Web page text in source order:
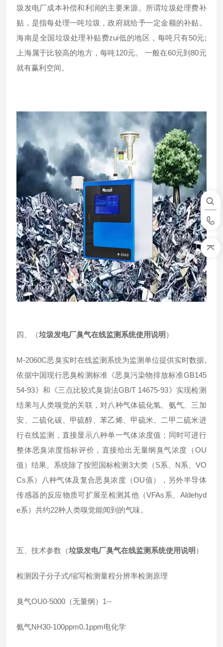
圾发电厂成本补偿和利润的主要来源。所谓垃圾处理费补
贴，是指每处理一吨垃圾，政府就给予一定金额的补贴。
海南是全国垃圾处理补贴费zui低的地区，每吨只有50元;
上海属于比较高的地方，每吨120元。 一般在60元到80元
就有赢利空间。
四、（垃圾发电厂臭气在线监测系统使用说明 ）
M-2060C恶臭实时在线监测系统为监测单位提供实时数据,
依据中国现行恶臭检测标准《恶臭污染物排放标准GB145
54-93》和《三点比较式臭袋法GB/T 14675-93》实现检测
结果与人类嗅觉的关联，对八种气体硫化氢、氨气、三加
安、二硫化碳、甲硫醇、苯乙烯、甲硫米、二甲二硫米进
行在线监测，直接显示八种单一气体浓度值；同时可进行
整体恶臭浓度指标评价，直接给出无量纲臭气浓度（OU
值）结果。系统除了按照国标检测3大类（S系、N系、VO
Cs系）八种气体及复合恶臭浓度（OU值），另外半导体
传感器的反应物质可扩展至检测其他（VFAs系、Aldehyd
e系）共约22种人类嗅觉能闻到的气味。
五、技术参数（垃圾发电厂臭气在线监测系统使用说明 ）
检测因子分子式/缩写检测量程分辨率检测原理
臭气OU0-5000（无量纲）1--
氨气NH30-100ppm0.1ppm电化学